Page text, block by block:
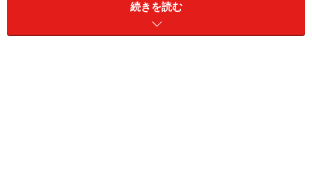
女性の更年期は、一般的に40代後半から50代にかけての
時期に起こります。この時期には、体内で多くの生理学
続きを読む